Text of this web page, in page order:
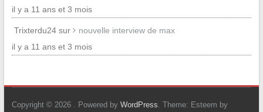
il y a 11 ans et 3 mois
Trixterdu24 sur
nouvelle interview de max
il y a 11 ans et 3 mois
Copyright © 2026 . Powered by WordPress. Theme: Esteem by